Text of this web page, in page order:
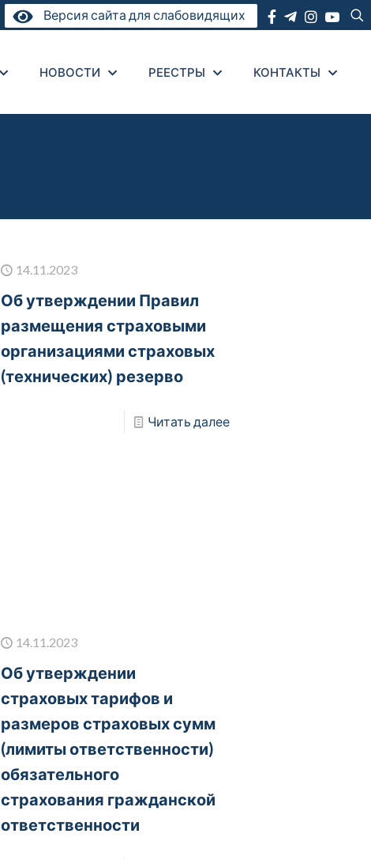
Версия сайта для слабовидящих
НОВОСТИ РЕЕСТРЫ КОНТАКТЫ
14.11.2023
Об утверждении Правил
размещения страховыми
организациями страховых
(технических) резерво
Читать далее
14.11.2023
Об утверждении
страховых тарифов и
размеров страховых сумм
(лимиты ответственности)
обязательного
страхования гражданской
ответственности